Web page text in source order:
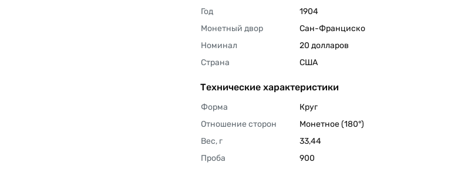
Год
1904
Монетный двор
Сан-Франциско
Номинал
20 долларов
Страна
США
Технические характеристики
Форма
Круг
Отношение сторон
Монетное (180°)
Вес, г
33,44
Проба
900